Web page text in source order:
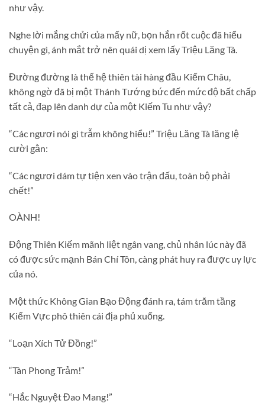
như vậy.
Nghe lời mắng chửi của mấy nữ, bọn hắn rốt cuộc đã hiểu
chuyện gì, ánh mắt trở nên quái dị xem lấy Triệu Lăng Tà.
Đường đường là thế hệ thiên tài hàng đầu Kiếm Châu,
không ngờ đã bị một Thánh Tướng bức đến mức độ bất chấp
tất cả, đạp lên danh dự của một Kiếm Tu như vậy?
“Các ngươi nói gì trẫm không hiểu!” Triệu Lăng Tà lăng lệ
cười gằn:
“Các ngươi dám tự tiện xen vào trận đấu, toàn bộ phải
chết!”
OÀNH!
Động Thiên Kiếm mãnh liệt ngân vang, chủ nhân lúc này đã
có được sức mạnh Bán Chí Tôn, càng phát huy ra được uy lực
của nó.
Một thức Không Gian Bạo Động đánh ra, tám trăm tầng
Kiếm Vực phô thiên cái địa phủ xuống.
“Loạn Xích Tử Đồng!”
“Tàn Phong Trảm!”
“Hắc Nguyệt Đao Mang!”